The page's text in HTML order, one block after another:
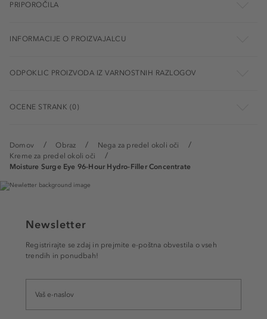
Domov Obraz
Nega za predel okoli oči
Kreme za predel okoli oči
Moisture Surge Eye 96-Hour Hydro-Filler Concentrate
PRIPOROČILA
INFORMACIJE O PROIZVAJALCU
ODPOKLIC PROIZVODA IZ VARNOSTNIH RAZLOGOV
OCENE STRANK (0)
Newsletter
Registrirajte se zdaj in prejmite e-poštna obvestila o vseh
trendih in ponudbah!